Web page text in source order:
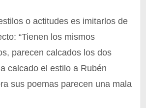
o actitudes es imitarlos de
“Tienen los mismos
parecen calcados los dos
calcado el estilo a Rubén
sus poemas parecen una mala